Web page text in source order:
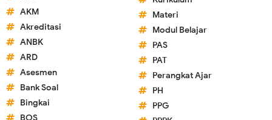
AKM
Akreditasi
ANBK
ARD
Asesmen
Bank Soal
Bingkai
BOS
Materi
Modul Belajar
PAS
PAT
Perangkat Ajar
PH
PPG